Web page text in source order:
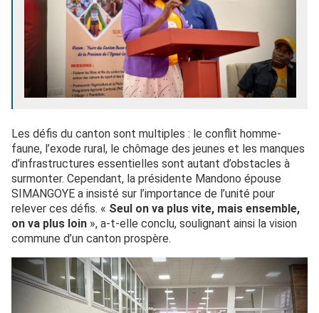
Les défis du canton sont multiples : le conflit homme-
faune, l’exode rural, le chômage des jeunes et les manques
d’infrastructures essentielles sont autant d’obstacles à
surmonter. Cependant, la présidente Mandono épouse
SIMANGOYE a insisté sur l’importance de l’unité pour
relever ces défis. « Seul on va plus vite, mais ensemble,
on va plus loin », a-t-elle conclu, soulignant ainsi la vision
commune d’un canton prospère.